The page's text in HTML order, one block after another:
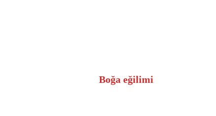
Boğa eğilimi